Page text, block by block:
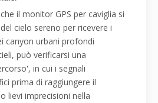
il monitor GPS per caviglia si
cielo sereno per ricevere i
canyon urbani profondi
può verificarsi una
in cui i segnali
prima di raggiungere il
lievi imprecisioni nella